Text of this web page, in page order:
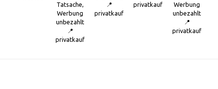
Tatsache,
Werbung
unbezahlt
📍
privatkauf
📍
privatkauf
privatkauf
Werbung
unbezahlt
📍
privatkauf